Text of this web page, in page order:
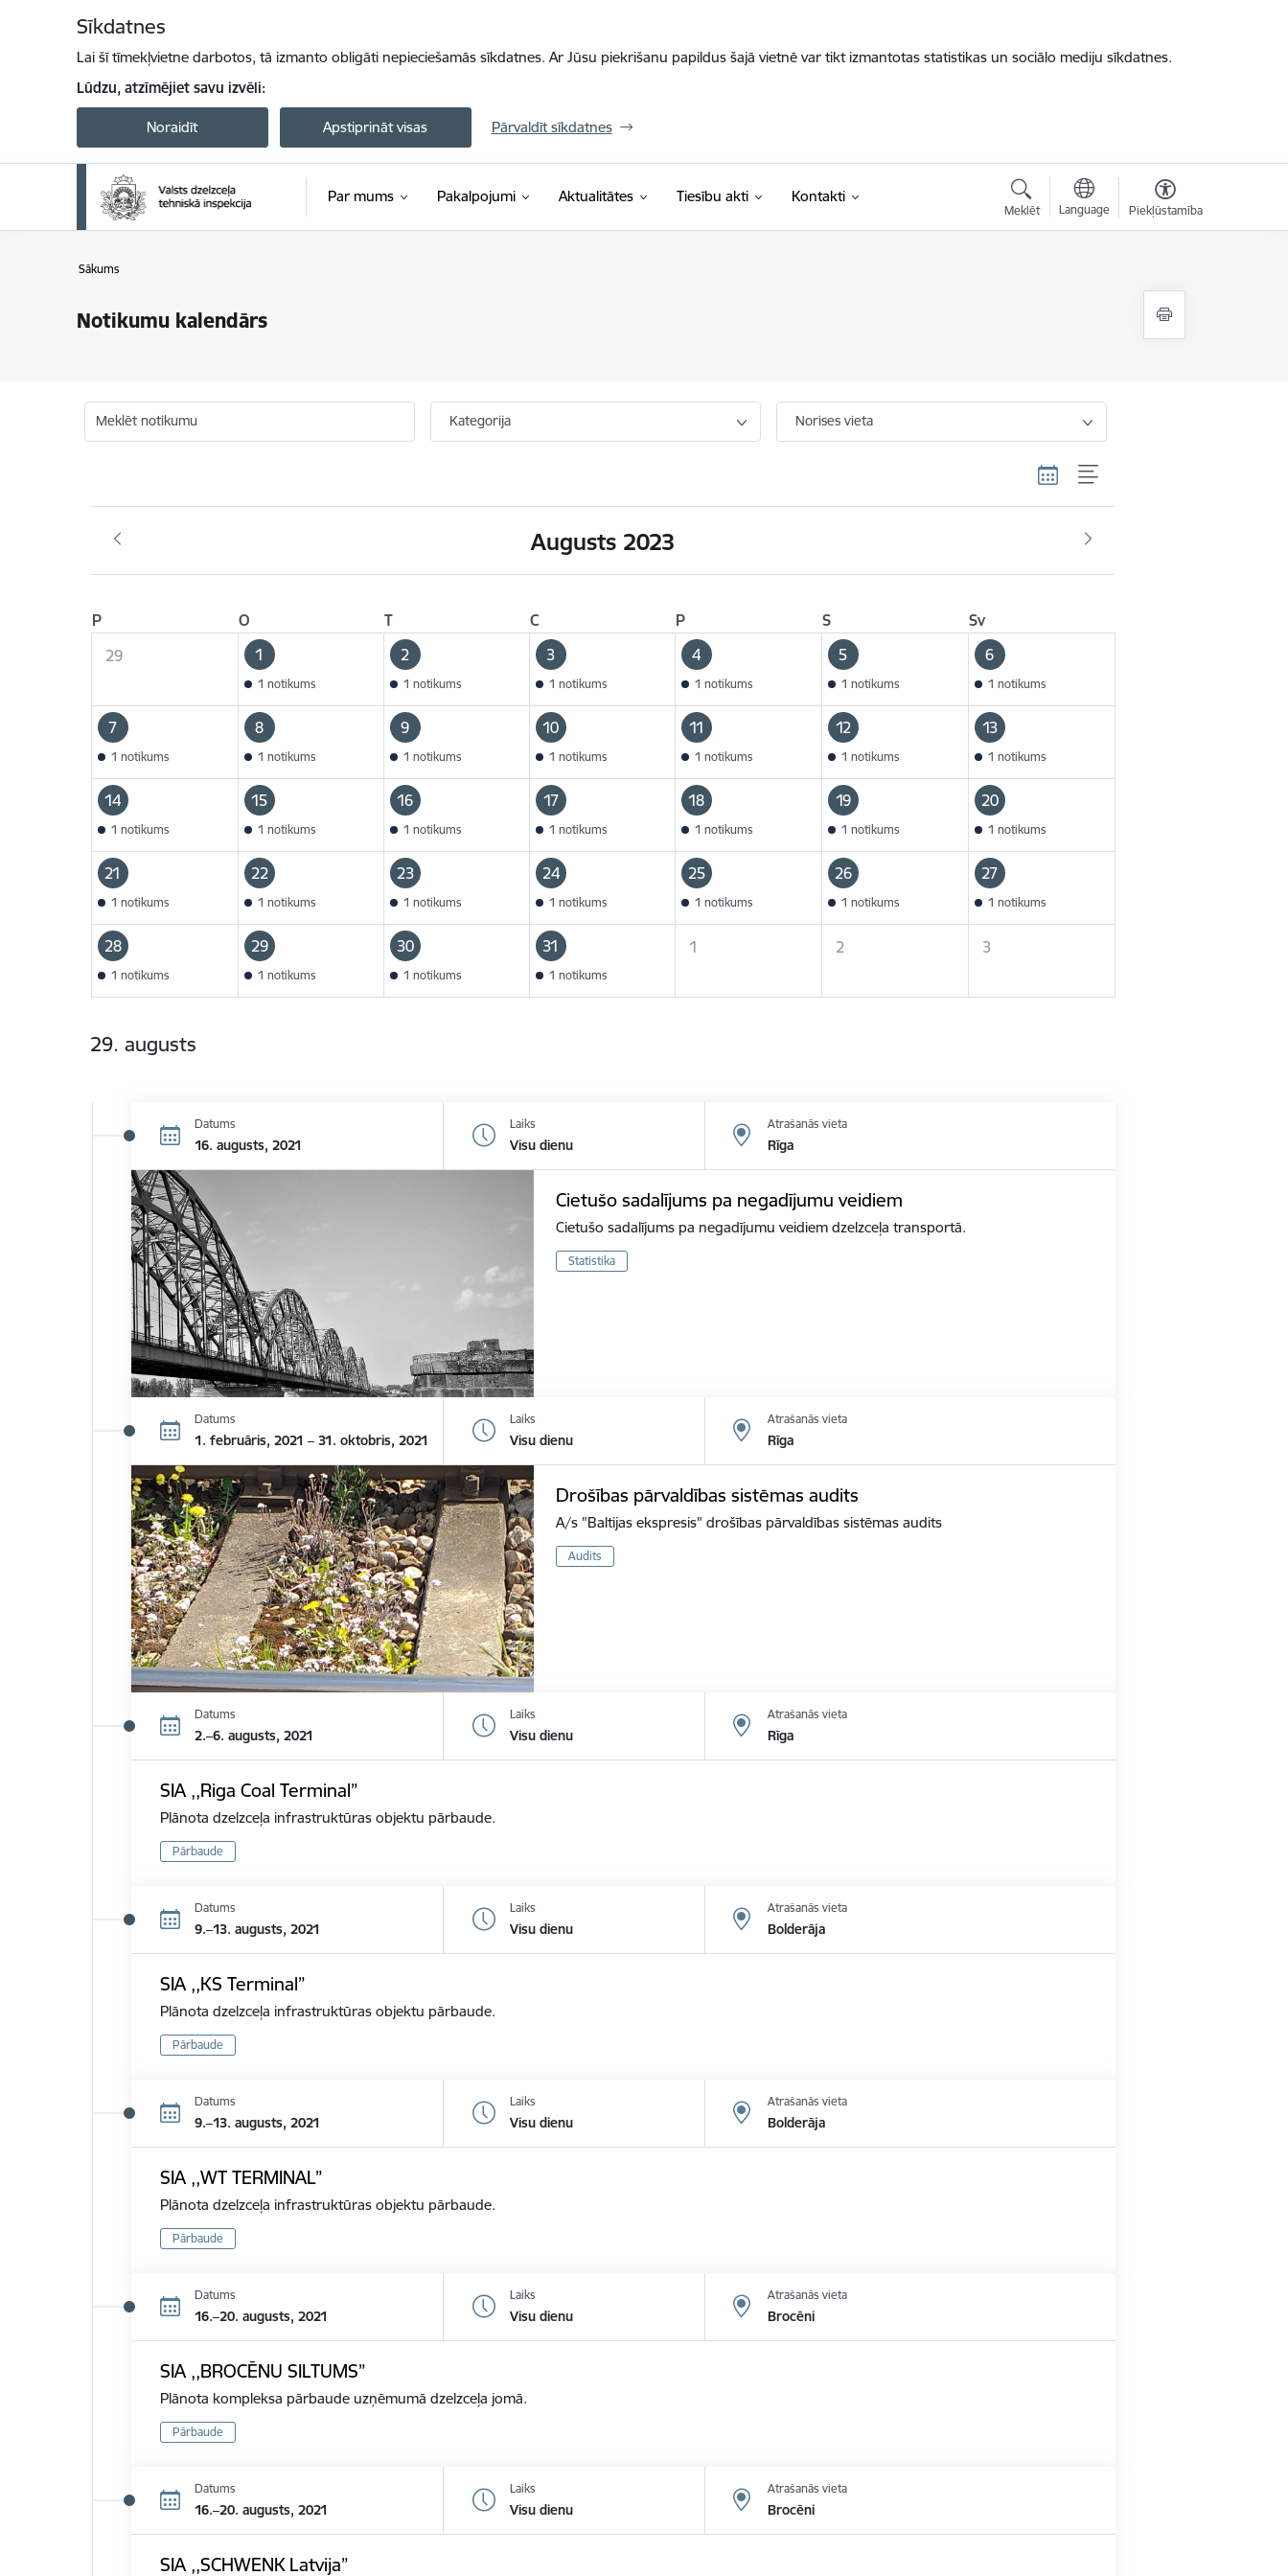
Sīkdatnes
Lai šī tīmekļvietne darbotos, tā izmanto obligāti nepieciešamās sīkdatnes. Ar Jūsu piekrišanu papildus šajā vietnē var tikt izmantotas statistikas un sociālo mediju sīkdatnes.
Lūdzu, atzīmējiet savu izvēli:
Noraidīt Apstiprināt visas Pārvaldīt sīkdatnes
Par mums Pakalpojumi Aktualitātes Tiesību akti Kontakti
Meklēt Language Piekļūstamība
Sākums
Notikumu kalendārs
Meklēt notikumu Kategorija Norises vieta
Augusts 2023
P O T C P S
Sv
29
1
1 notikums
2
1 notikums
3
1 notikums
4
1 notikums
5
1 notikums
6
1 notikums
7
1 notikums
8
1 notikums
9
1 notikums
10
1 notikums
11
1 notikums
12
1 notikums
13
1 notikums
14
1 notikums
15
1 notikums
16
1 notikums
17
1 notikums
18
1 notikums
19
1 notikums
20
1 notikums
21
1 notikums
22
1 notikums
23
1 notikums
24
1 notikums
25
1 notikums
26
1 notikums
27
1 notikums
28
1 notikums
29
1 notikums
30
1 notikums
31
1 notikums
1 2 3
29. augusts
Datums
16. augusts, 2021
Laiks
Visu dienu
Atrašanās vieta
Rīga
Cietušo sadalījums pa negadījumu veidiem
Cietušo sadalījums pa negadījumu veidiem dzelzceļa transportā.
Statistika
Datums
1. februāris, 2021 – 31. oktobris, 2021
Laiks
Visu dienu
Atrašanās vieta
Rīga
Drošības pārvaldības sistēmas audits
A/s "Baltijas ekspresis" drošības pārvaldības sistēmas audits
Audits
Datums
2.–6. augusts, 2021
Laiks
Visu dienu
Atrašanās vieta
Rīga
SIA ,,Riga Coal Terminal”
Plānota dzelzceļa infrastruktūras objektu pārbaude.
Pārbaude
Datums
9.–13. augusts, 2021
Laiks
Visu dienu
Atrašanās vieta
Bolderāja
SIA ,,KS Terminal”
Plānota dzelzceļa infrastruktūras objektu pārbaude.
Pārbaude
Datums
9.–13. augusts, 2021
Laiks
Visu dienu
Atrašanās vieta
Bolderāja
SIA ,,WT TERMINAL”
Plānota dzelzceļa infrastruktūras objektu pārbaude.
Pārbaude
Datums
16.–20. augusts, 2021
Laiks
Visu dienu
Atrašanās vieta
Brocēni
SIA ,,BROCĒNU SILTUMS”
Plānota kompleksa pārbaude uzņēmumā dzelzceļa jomā.
Pārbaude
Datums
16.–20. augusts, 2021
Laiks
Visu dienu
Atrašanās vieta
Brocēni
SIA ,,SCHWENK Latvija”